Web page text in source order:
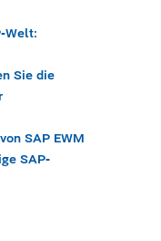
Welt:
Sie die
SAP EWM
SAP-